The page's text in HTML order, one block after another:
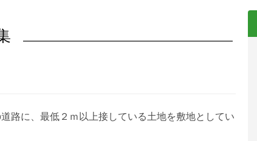
路に、最低２ｍ以上接している土地を敷地としてい